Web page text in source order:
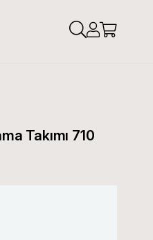
Takımı 710